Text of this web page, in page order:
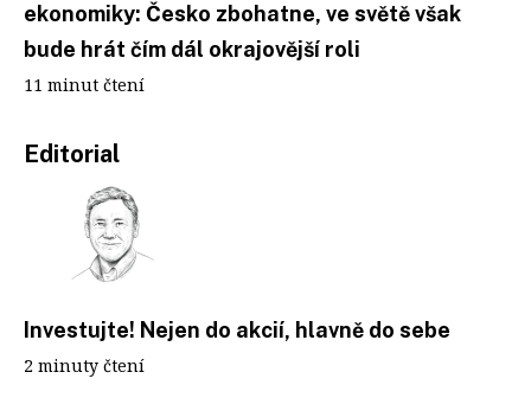
ekonomiky: Česko zbohatne, ve světě však
bude hrát čím dál okrajovější roli
11 minut čtení
Editorial
Investujte! Nejen do akcií, hlavně do sebe
2 minuty čtení